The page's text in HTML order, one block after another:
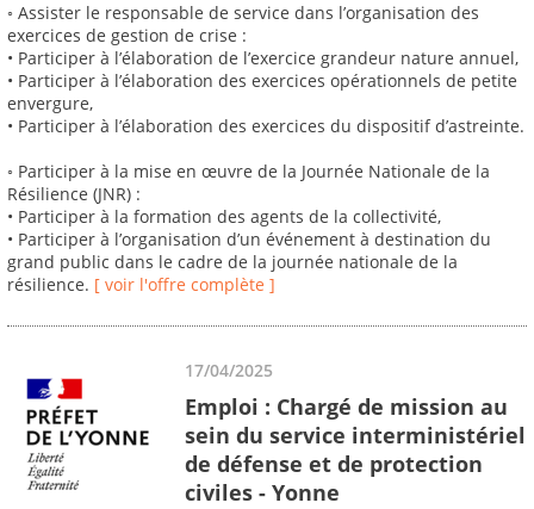
◦ Assister le responsable de service dans l’organisation des
exercices de gestion de crise :
• Participer à l’élaboration de l’exercice grandeur nature annuel,
• Participer à l’élaboration des exercices opérationnels de petite
envergure,
• Participer à l’élaboration des exercices du dispositif d’astreinte.
◦ Participer à la mise en œuvre de la Journée Nationale de la
Résilience (JNR) :
• Participer à la formation des agents de la collectivité,
• Participer à l’organisation d’un événement à destination du
grand public dans le cadre de la journée nationale de la
résilience. [ voir l'offre complète ]
17/04/2025
Emploi : Chargé de mission au
sein du service interministériel
de défense et de protection
civiles - Yonne